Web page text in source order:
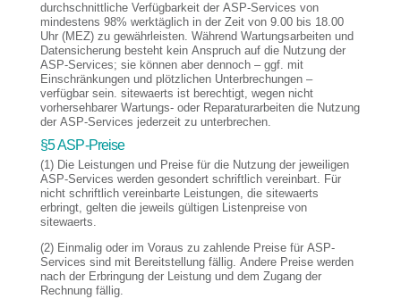
durchschnittliche Verfügbarkeit der ASP-Services von
mindestens 98% werktäglich in der Zeit von 9.00 bis 18.00
Uhr (MEZ) zu gewährleisten. Während Wartungsarbeiten und
Datensicherung besteht kein Anspruch auf die Nutzung der
ASP-Services; sie können aber dennoch – ggf. mit
Einschränkungen und plötzlichen Unterbrechungen –
verfügbar sein. sitewaerts ist berechtigt, wegen nicht
vorhersehbarer Wartungs- oder Reparaturarbeiten die Nutzung
der ASP-Services jederzeit zu unterbrechen.
§5 ASP-Preise
(1) Die Leistungen und Preise für die Nutzung der jeweiligen
ASP-Services werden gesondert schriftlich vereinbart. Für
nicht schriftlich vereinbarte Leistungen, die sitewaerts
erbringt, gelten die jeweils gültigen Listenpreise von
sitewaerts.
(2) Einmalig oder im Voraus zu zahlende Preise für ASP-
Services sind mit Bereitstellung fällig. Andere Preise werden
nach der Erbringung der Leistung und dem Zugang der
Rechnung fällig.